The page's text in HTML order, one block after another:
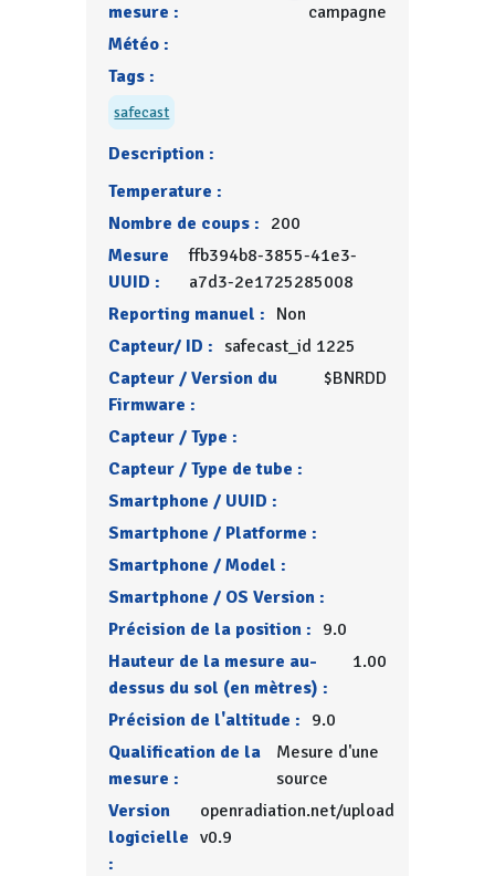
mesure :
campagne
Météo :
Tags :
safecast
Description :
Temperature :
Nombre de coups : 200
Mesure
UUID :
ffb394b8-3855-41e3-
a7d3-2e1725285008
Reporting manuel : Non
Capteur/ ID : safecast_id 1225
Capteur / Version du
Firmware :
$BNRDD
Capteur / Type :
Capteur / Type de tube :
Smartphone / UUID :
Smartphone / Platforme :
Smartphone / Model :
Smartphone / OS Version :
Précision de la position : 9.0
Hauteur de la mesure au-
dessus du sol (en mètres) :
1.00
Précision de l'altitude : 9.0
Qualification de la
mesure :
Mesure d'une
source
Version
logicielle
:
openradiation.net/upload
v0.9